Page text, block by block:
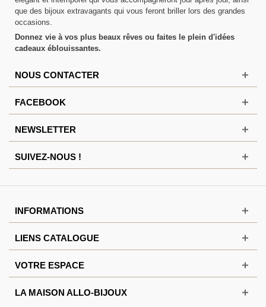
que des bijoux extravagants qui vous feront briller lors des grandes
occasions.
Donnez vie à vos plus beaux rêves ou faites le plein d'idées
cadeaux éblouissantes.
NOUS CONTACTER
FACEBOOK
NEWSLETTER
SUIVEZ-NOUS !
INFORMATIONS
LIENS CATALOGUE
VOTRE ESPACE
LA MAISON ALLO-BIJOUX